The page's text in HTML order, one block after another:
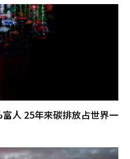
人 25年來碳排放占世界一